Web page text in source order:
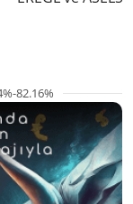
82.16%